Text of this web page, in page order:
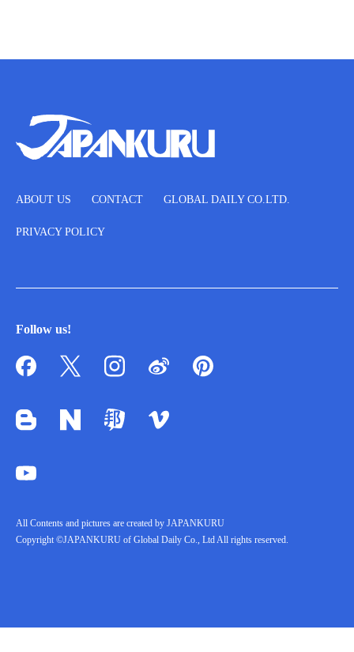
ABOUT US CONTACT GLOBAL DAILY CO.LTD.
PRIVACY POLICY
Follow us!
All Contents and pictures are created by JAPANKURU
Copyright ©JAPANKURU of Global Daily Co., Ltd All rights reserved.